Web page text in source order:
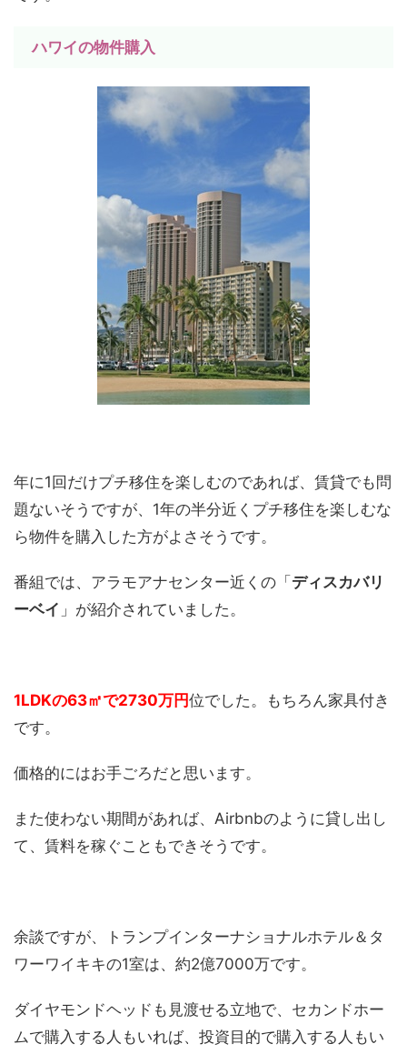
ハワイの物件購入
年に1回だけプチ移住を楽しむのであれば、賃貸でも問
題ないそうですが、1年の半分近くプチ移住を楽しむな
ら物件を購入した方がよさそうです。
番組では、アラモアナセンター近くの「 ディスカバリ
ーベイ 」が紹介されていました。
1LDKの63㎡で2730万円位でした。もちろん家具付き
です。
価格的にはお手ごろだと思います。
また使わない期間があれば、Airbnbのように貸し出し
て、賃料を稼ぐこともできそうです。
余談ですが、トランプインターナショナルホテル＆タ
ワーワイキキの1室は、約2億7000万です。
ダイヤモンドヘッドも見渡せる立地で、セカンドホー
ムで購入する人もいれば、投資目的で購入する人もい